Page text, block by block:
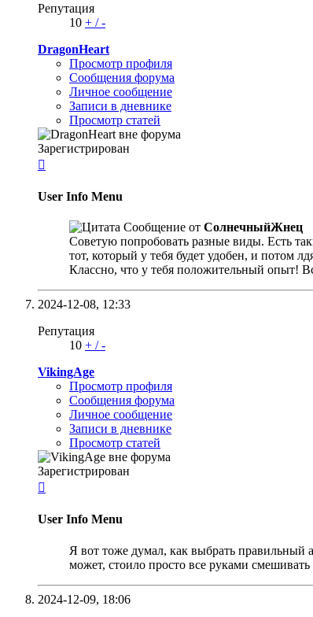
Репутация
10 + /-
DragonHeart
Просмотр профиля
Сообщения форума
Личное сообщение
Записи в дневнике
Просмотр статей
Зарегистрирован

User Info Menu
Сообщение от СолнечныйЖнец
Советую попробовать разные виды. Есть
тот, который у тебя будет удобен, и потом
Классно, что у тебя положительный опыт!
2024-12-08, 12:33
Репутация
10 + /-
VikingAge
Просмотр профиля
Сообщения форума
Личное сообщение
Записи в дневнике
Просмотр статей
Зарегистрирован

User Info Menu
Я вот тоже думал, как выбрать правильный
может, стоило просто все руками смешивать
2024-12-09, 18:06